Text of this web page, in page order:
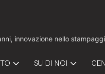
innovazione nello
SU DI NOI